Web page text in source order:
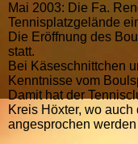
Mai 2003: Die Fa.
Tennisplatzgelände
Die Eröffnung des
statt.
Bei Käseschnittchen
Kenntnisse vom
Damit hat der
Kreis Höxter, wo
angesprochen